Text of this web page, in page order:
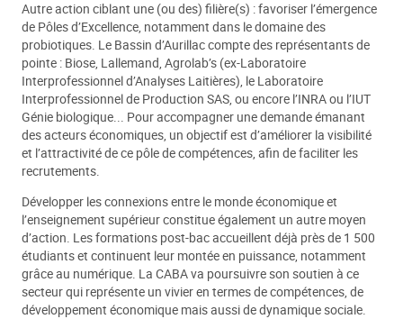
Autre action ciblant une (ou des) filière(s) : favoriser l’émergence
de Pôles d’Excellence, notamment dans le domaine des
probiotiques. Le Bassin d’Aurillac compte des représentants de
pointe : Biose, Lallemand, Agrolab’s (ex-Laboratoire
Interprofessionnel d’Analyses Laitières), le Laboratoire
Interprofessionnel de Production SAS, ou encore l’INRA ou l’IUT
Génie biologique... Pour accompagner une demande émanant
des acteurs économiques, un objectif est d’améliorer la visibilité
et l’attractivité de ce pôle de compétences, afin de faciliter les
recrutements.
Développer les connexions entre le monde économique et
l’enseignement supérieur constitue également un autre moyen
d’action. Les formations post-bac accueillent déjà près de 1 500
étudiants et continuent leur montée en puissance, notamment
grâce au numérique. La CABA va poursuivre son soutien à ce
secteur qui représente un vivier en termes de compétences, de
développement économique mais aussi de dynamique sociale.